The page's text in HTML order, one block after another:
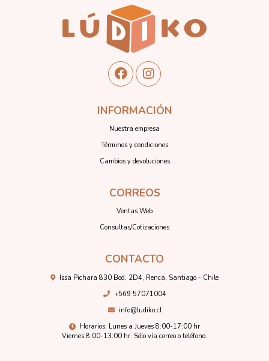
INFORMACIÓN
Nuestra empresa
Términos y condiciones
Cambios y devoluciones
CORREOS
Ventas Web
Consultas/Cotizaciones
CONTACTO
Issa Pichara 830 Bod. 2D4, Renca, Santiago - Chile
+569 57071004
info@ludiko.cl
Horarios: Lunes a Jueves 8:00-17:00 hr
Viernes 8:00-13:00 hr. Sólo vía correo o teléfono.